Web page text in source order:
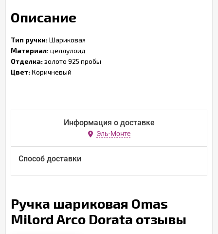
Описание
Тип ручки:Шариковая
Материал:целлулоид
Отделка:золото 925 пробы
Цвет:Коричневый
Информация о доставке
Эль-Монте
Способ доставки
Ручка шариковая Omas
Milord Arco Dorata отзывы